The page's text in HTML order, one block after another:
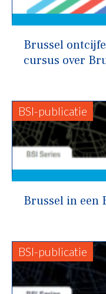
Brussel
cursus over
BSI-publicatie
Brussel in een
BSI-publicatie